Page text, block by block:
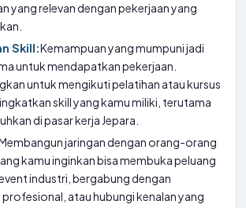
yang relevan dengan pekerjaan yang
Skill:Kemampuan yang mumpuni jadi
untuk mendapatkan pekerjaan.
untuk mengikuti pelatihan atau kursus
skill yang kamu miliki, terutama
di pasar kerja Jepara.
jaringan dengan orang-orang
kamu inginkan bisa membuka peluang
industri, bergabung dengan
atau hubungi kenalan yang